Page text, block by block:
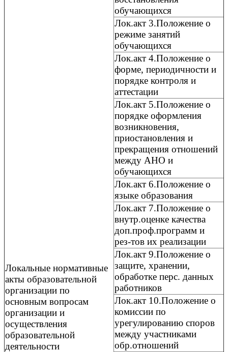
Локальные нормативные
акты образовательной
организации по
основным вопросам
организации и
осуществления
образовательной
деятельности
обучающихся
Лок.акт 3.Положение о
режиме занятий
обучающихся
Лок.акт 4.Положение о
форме, периодичности и
порядке контроля и
аттестации
Лок.акт 5.Положение о
порядке оформления
возникновения,
приостановления и
прекращения отношений
между АНО и
обучающихся
Лок.акт 6.Положение о
языке образования
Лок.акт 7.Положение о
внутр.оценке качества
доп.проф.программ и
рез-тов их реализации
Лок.акт 9.Положение о
защите, хранении,
обработке перс. данных
работников
Лок.акт 10.Положение о
комиссии по
урегулированию споров
между участниками
обр.отношений